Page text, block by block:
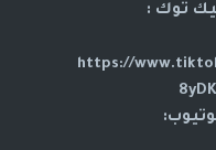
توك :
https://